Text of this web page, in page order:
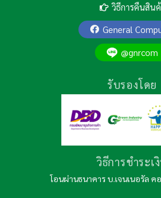
วิธีการคืนสิน
General
@gnrcom
รับรองโดย
วิธีการชำระเ
โอนผ่านธนาคาร บ.เจนเนอรัล ค